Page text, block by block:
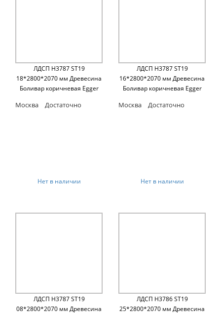
ЛДСП H3787 ST19
18*2800*2070 мм Древесина
Боливар коричневая Egger
Москва Достаточно
Нет в наличии
ЛДСП H3787 ST19
16*2800*2070 мм Древесина
Боливар коричневая Egger
Москва Достаточно
Нет в наличии
ЛДСП H3787 ST19
08*2800*2070 мм Древесина
ЛДСП H3786 ST19
25*2800*2070 мм Древесина